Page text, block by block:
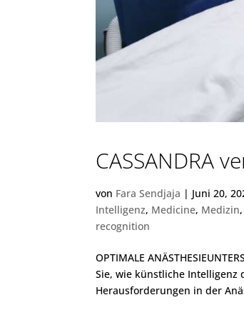
CASSANDRA
von Fara Sendjaja | Juni 20,
Intelligenz, Medicine, Medizin,
recognition
OPTIMALE
Sie, wie künstliche
Herausforderungen in der